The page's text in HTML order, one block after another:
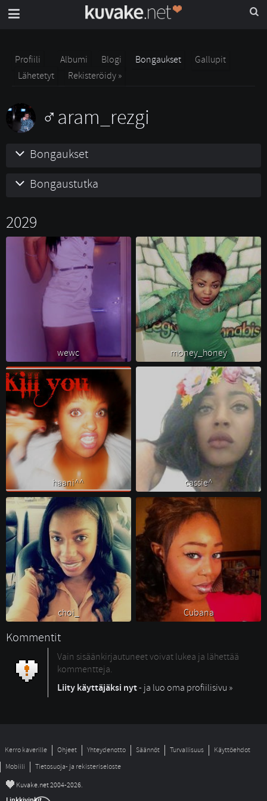
Profiili Albumi Blogi Bongaukset
Gallupit
Lähetetyt
Rekisteröidy »
aram_rezgi
Bongaukset
Bongaustutka
2029
wewc money_honey
haani^^ cassie^
choi_ Cubana
Kommentit
Vain sisäänkirjautuneet voivat lukea ja lähettää
kommentteja.
Liity käyttäjäksi nyt- ja luo oma profiilisivu »
Kerro kaverille Ohjeet Yhteydenotto Säännöt Turvallisuus
Käyttöehdot
Mobiili
Tietosuoja- ja rekisteriseloste
© Kuvake.net 2004-2026.